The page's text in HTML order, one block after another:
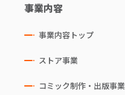
事業内容
事業内容トップ
ストア事業
コミック制作・出版事業